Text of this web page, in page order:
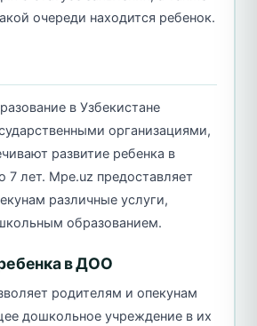
очереди находится ребенок.
в Узбекистане
организациями,
развитие ребенка в
7 лет. Mpe.uz предоставляет
различные услуги,
образованием.
в ДОО
родителям и опекунам
дошкольное учреждение в их